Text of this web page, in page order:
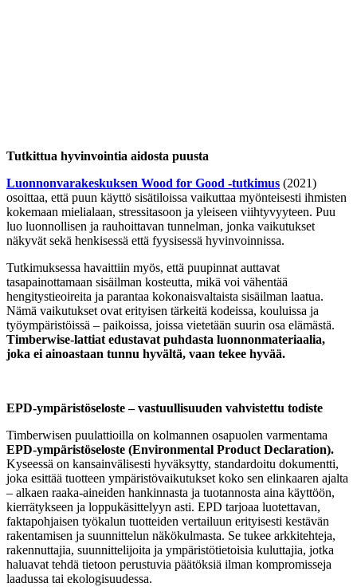
Tutkittua hyvinvointia aidosta puusta
Luonnonvarakeskuksen Wood for Good -tutkimus (2021)
osoittaa, että puun käyttö sisätiloissa vaikuttaa myönteisesti ihmisten
kokemaan mielialaan, stressitasoon ja yleiseen viihtyvyyteen. Puu
luo luonnollisen ja rauhoittavan tunnelman, jonka vaikutukset
näkyvät sekä henkisessä että fyysisessä hyvinvoinnissa.
Tutkimuksessa havaittiin myös, että puupinnat auttavat
tasapainottamaan sisäilman kosteutta, mikä voi vähentää
hengitystieoireita ja parantaa kokonaisvaltaista sisäilman laatua.
Nämä vaikutukset ovat erityisen tärkeitä kodeissa, kouluissa ja
työympäristöissä – paikoissa, joissa vietetään suurin osa elämästä.
Timberwise-lattiat edustavat puhdasta luonnonmateriaalia,
joka ei ainoastaan tunnu hyvältä, vaan tekee hyvää.
EPD-ympäristöseloste – vastuullisuuden vahvistettu todiste
Timberwisen puulattioilla on kolmannen osapuolen varmentama
EPD-ympäristöseloste (Environmental Product Declaration).
Kyseessä on kansainvälisesti hyväksytty, standardoitu dokumentti,
joka esittää tuotteen ympäristövaikutukset koko sen elinkaaren ajalta
– alkaen raaka-aineiden hankinnasta ja tuotannosta aina käyttöön,
kierrätykseen ja loppukäsittelyyn asti. EPD tarjoaa luotettavan,
faktapohjaisen työkalun tuotteiden vertailuun erityisesti kestävän
rakentamisen ja suunnittelun näkökulmasta. Se tukee arkkitehteja,
rakennuttajia, suunnittelijoita ja ympäristötietoisia kuluttajia, jotka
haluavat tehdä tietoon perustuvia päätöksiä ilman kompromisseja
laadussa tai ekologisuudessa.